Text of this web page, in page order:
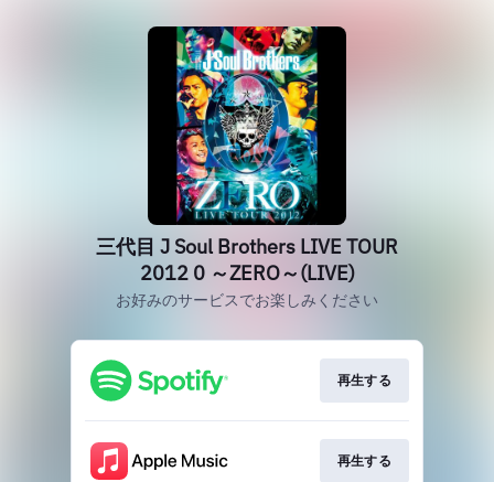
三代目 J Soul Brothers LIVE TOUR
2012 0 ～ZERO～(LIVE)
お好みのサービスでお楽しみください
再生する
再生する